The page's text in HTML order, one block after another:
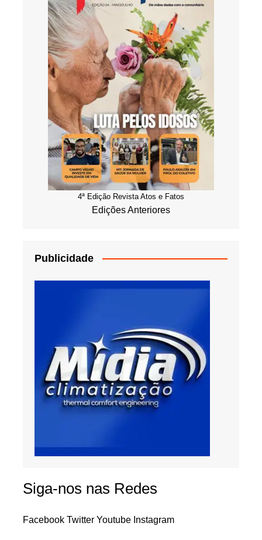
4ª Edição Revista Atos e Fatos
Edições Anteriores
Publicidade
Siga-nos nas Redes
Facebook Twitter Youtube Instagram